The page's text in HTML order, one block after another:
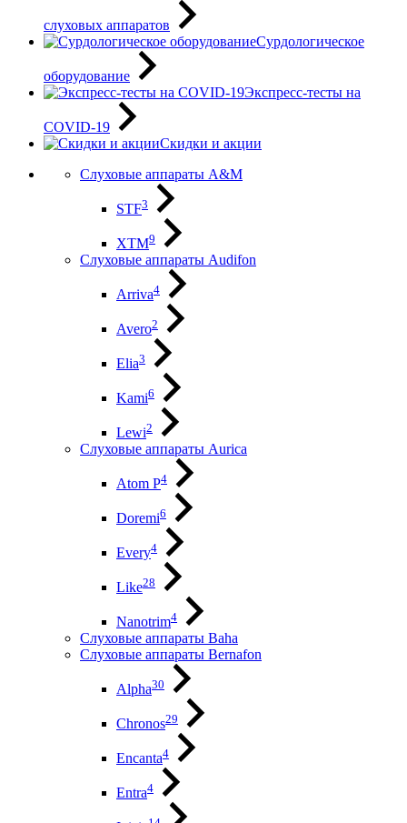
слуховых аппаратов
Сурдологическое
оборудование
Экспресс-тесты на
COVID-19
Скидки и акции
Слуховые аппараты A&M
STF3
XTM9
Слуховые аппараты Audifon
Arriva4
Avero2
Elia3
Kami6
Lewi2
Слуховые аппараты Aurica
Atom P4
Doremi6
Every4
Like28
Nanotrim4
Слуховые аппараты Baha
Слуховые аппараты Bernafon
Alpha30
Chronos29
Encanta4
Entra4